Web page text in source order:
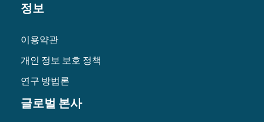
정보
이용약관
개인 정보 보호 정책
연구 방법론
글로벌 본사